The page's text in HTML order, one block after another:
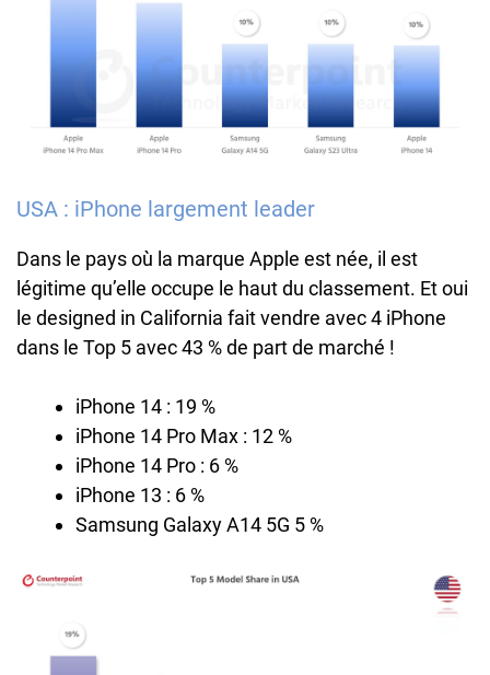
USA : iPhone largement leader
Dans le pays où la marque Apple est née, il est
légitime qu’elle occupe le haut du classement. Et oui
le designed in California fait vendre avec 4 iPhone
dans le Top 5 avec 43 % de part de marché !
iPhone 14 : 19 %
iPhone 14 Pro Max : 12 %
iPhone 14 Pro : 6 %
iPhone 13 : 6 %
Samsung Galaxy A14 5G 5 %